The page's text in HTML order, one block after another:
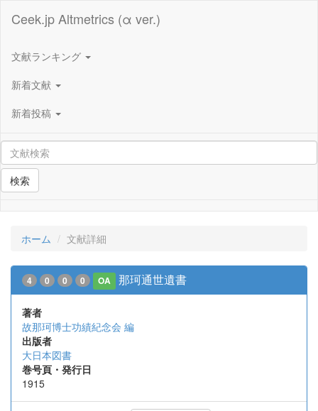
Ceek.jp Altmetrics (α ver.)
文献ランキング
新着文献
新着投稿
検索
ホーム 文献詳細
4 0 0 0 OA 那珂通世遺書
著者
故那珂博士功績紀念会 編
出版者
大日本図書
巻号頁・発行日
1915